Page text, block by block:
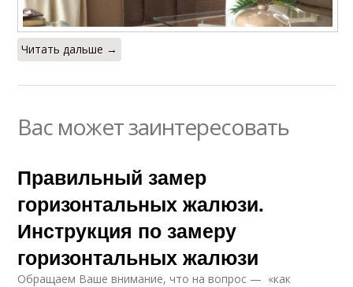
Читать дальше →
Вас может заинтересовать
Правильный замер
горизонтальных жалюзи.
Инструкция по замеру
горизонтальных жалюзи
Обращаем Ваше внимание, что на вопрос — «как